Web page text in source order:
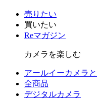
売りたい
買いたい
Reマガジン
カメラを楽しむ
アールイーカメラ
全商品
デジタルカメラ